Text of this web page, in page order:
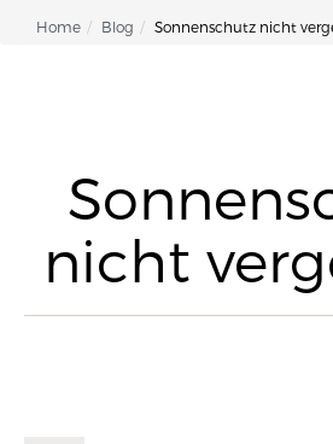
Home Blog Sonnenschutz nicht
nicht